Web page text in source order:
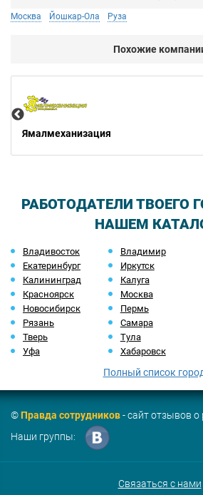
Москва Йошкар-Ола Руза
Похожие
Ямалмеханизация
РАБОТОДАТЕЛИ ТВОЕГО
НАШЕМ
Владивосток Владимир
Екатеринбург
Иркутск
Калининград
Калуга
Красноярск
Москва
Новосибирск
Пермь
Рязань
Самара
Тверь
Тула
Уфа
Хабаровск
Полный список
©Правда сотрудников- сайт отзывов о
Наши группы:
Связаться с нами